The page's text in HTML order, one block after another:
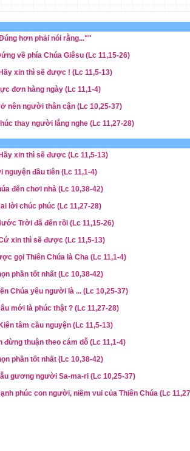
hơn phải nói rằng...""
về phía Chúa Giêsu (Lc 11,15-26)
Hãy xin thì sẽ được ! (Lc 11,5-13)
đơn hàng ngày (Lc 11,1-4)
nên người thân cận (Lc 10,25-37)
thay người lắng nghe (Lc 11,27-28)
Hãy xin thì sẽ được (Lc 11,5-13)
nguyện đầu tiên (Lc 11,1-4)
đến chơi nhà (Lc 10,38-42)
lời chúc phúc (Lc 11,27-28)
Trời đã đến rồi (Lc 11,15-26)
xin thì sẽ được (Lc 11,5-13)
gọi Thiên Chúa là Cha (Lc 11,1-4)
phần tốt nhất (Lc 10,38-42)
Chúa yêu người là ... (Lc 10,25-37)
mới là phúc thật ? (Lc 11,27-28)
Kiên tâm cầu nguyện (Lc 11,5-13)
đừng thuận theo cám dỗ (Lc 11,1-4)
phần tốt nhất (Lc 10,38-42)
gương người Sa-ma-ri (Lc 10,25-37)
phúc con người, niềm vui của Thiên Chúa (Lc